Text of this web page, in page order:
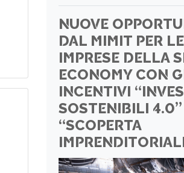
NUOVE
DAL MIMIT PER LE
IMPRESE DELLA
ECONOMY CON
INCENTIVI
SOSTENIBILI 4.0”
“SCOPERTA